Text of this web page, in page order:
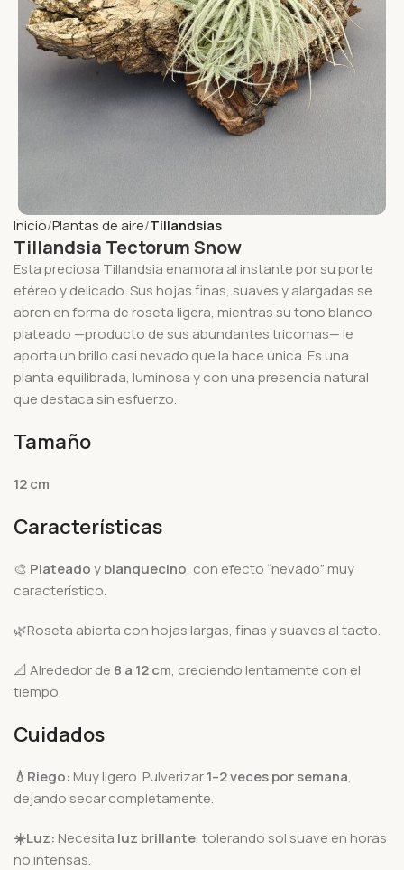
Inicio Plantas de aire Tillandsias
Tillandsia Tectorum Snow
Esta preciosa Tillandsia enamora al instante por su porte
etéreo y delicado. Sus hojas finas, suaves y alargadas se
abren en forma de roseta ligera, mientras su tono blanco
plateado —producto de sus abundantes tricomas— le
aporta un brillo casi nevado que la hace única. Es una
planta equilibrada, luminosa y con una presencia natural
que destaca sin esfuerzo.
Tamaño
12 cm
Características
🎨 Plateadoyblanquecino, con efecto “nevado” muy
característico.
🌿Roseta abierta con hojas largas, finas y suaves al tacto.
📐 Alrededor de 8 a 12 cm, creciendo lentamente con el
tiempo.
Cuidados
💧Riego: Muy ligero. Pulverizar1–2 veces por semana,
dejando secar completamente.
☀️Luz: Necesita luz brillante, tolerando sol suave en horas
no intensas.